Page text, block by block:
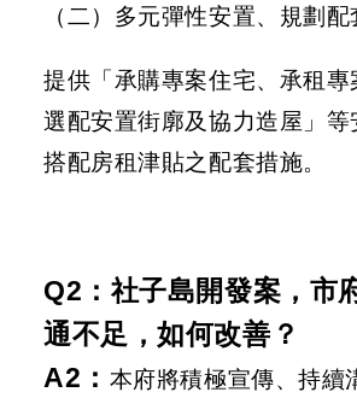
收
畫
社
會
綜
合
服
務
（二）多元彈性安置、規劃配
提供「承購專案住宅、承租專
選配安置街廓及協力造屋」等
搭配房租津貼之配套措施。
Q2：社子島開發案，市
通不足，如何改善？
A2： 本府將積極宣傳、持續